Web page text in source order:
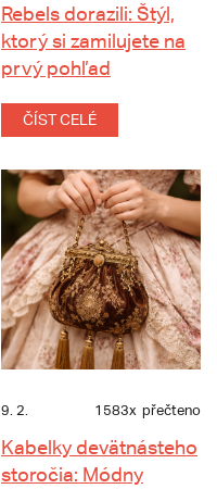
Rebels dorazili: Štýl,
ktorý si zamilujete na
prvý pohľad
ČÍST CELÉ
9. 2. 1583x přečteno
Kabelky devätnásteho
storočia: Módny